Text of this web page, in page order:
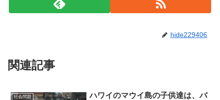
hide229406
関連記事
社会問題
ハワイのマウイ島の子供達は、バ